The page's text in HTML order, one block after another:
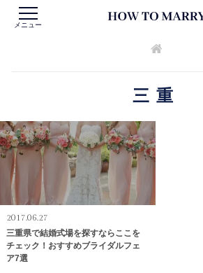
メニュー
三重
2017.06.27
三重県で結婚式場を探すならここを
チェック！おすすめブライダルフェ
ア7選